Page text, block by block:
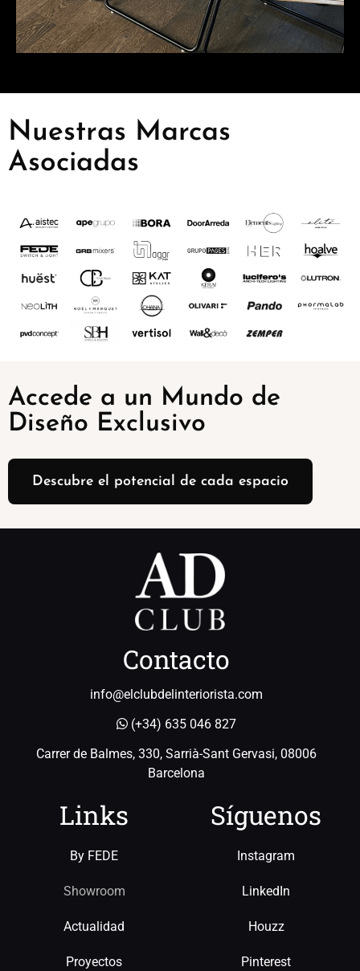
Nuestras Marcas
Asociadas
Accede a un Mundo de
Diseño Exclusivo
Descubre el potencial de cada espacio
Contacto
info@elclubdelinteriorista.com
(+34) 635 046 827
Carrer de Balmes, 330, Sarrià-Sant Gervasi, 08006
Barcelona
Links
By FEDE
Showroom
Actualidad
Proyectos
Síguenos
Instagram
LinkedIn
Houzz
Pinterest